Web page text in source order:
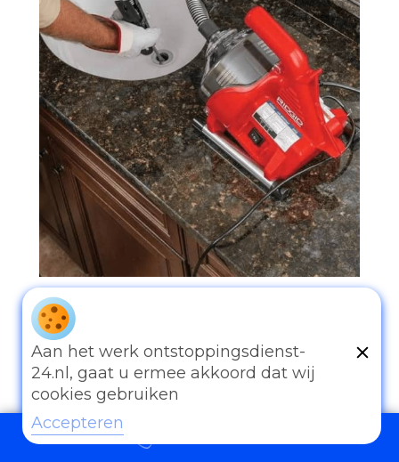
Andere diensten
Aan het werk ontstoppingsdienst-
24.nl, gaat u ermee akkoord dat wij
cookies gebruiken
Accepteren